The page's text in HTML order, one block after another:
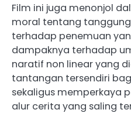
Film ini juga menonjol
moral tentang
terhadap penemuan
dampaknya terhadap
naratif non linear yang
tantangan tersendiri
sekaligus memperkaya
alur cerita yang saling